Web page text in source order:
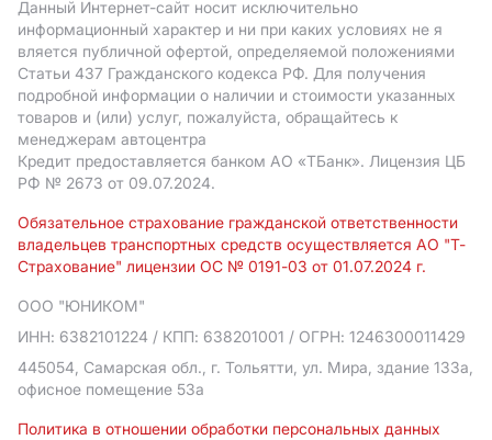
Данный Интернет-сайт носит исключительно
информационный характер и ни при каких условиях не я
вляется публичной офертой, определяемой положениями
Статьи 437 Гражданского кодекса РФ. Для получения
подробной информации о наличии и стоимости указанных
товаров и (или) услуг, пожалуйста, обращайтесь к
менеджерам автоцентра
Кредит предоставляется банком АO «ТБанк». Лицензия ЦБ
РФ № 2673 от 09.07.2024.
Обязательное страхование гражданской ответственности
владельцев транспортных средств осуществляется АО "Т-
Страхование" лицензии ОС № 0191-03 от 01.07.2024 г.
ООО "ЮНИКОМ"
ИНН: 6382101224 / КПП: 638201001 / ОГРН: 1246300011429
445054, Самарская обл., г. Тольятти, ул. Мира, здание 133а,
офисное помещение 53а
Политика в отношении обработки персональных данных